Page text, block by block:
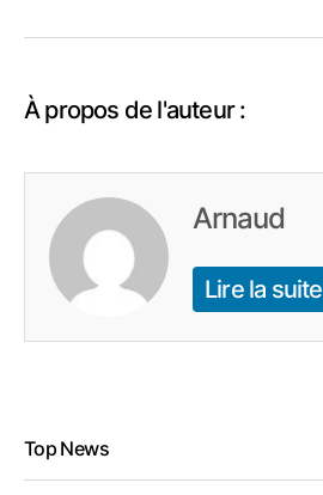
À propos de l'auteur :
Arnaud
Lire la suite
Top News